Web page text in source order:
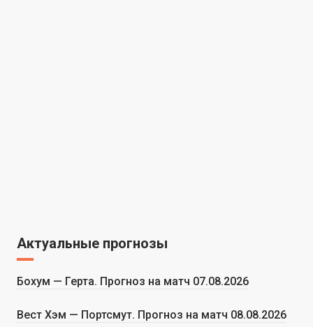
Актуальные прогнозы
Бохум — Герта. Прогноз на матч 07.08.2026
Вест Хэм — Портсмут. Прогноз на матч 08.08.2026